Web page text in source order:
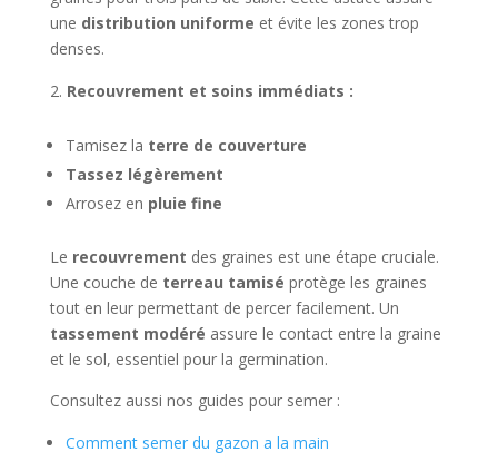
une distribution uniforme et évite les zones trop
denses.
Recouvrement et soins immédiats :
Tamisez la terre de couverture
Tassez légèrement
Arrosez en pluie fine
Le recouvrement des graines est une étape cruciale.
Une couche de terreau tamisé protège les graines
tout en leur permettant de percer facilement. Un
tassement modéré assure le contact entre la graine
et le sol, essentiel pour la germination.
Consultez aussi nos guides pour semer :
Comment semer du gazon a la main